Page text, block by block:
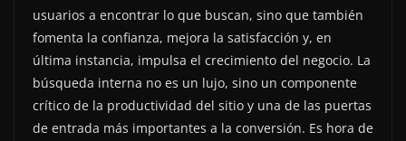
usuarios a encontrar lo que buscan, sino que también
fomenta la confianza, mejora la satisfacción y, en
última instancia, impulsa el crecimiento del negocio. La
búsqueda interna no es un lujo, sino un componente
crítico de la productividad del sitio y una de las puertas
de entrada más importantes a la conversión. Es hora de